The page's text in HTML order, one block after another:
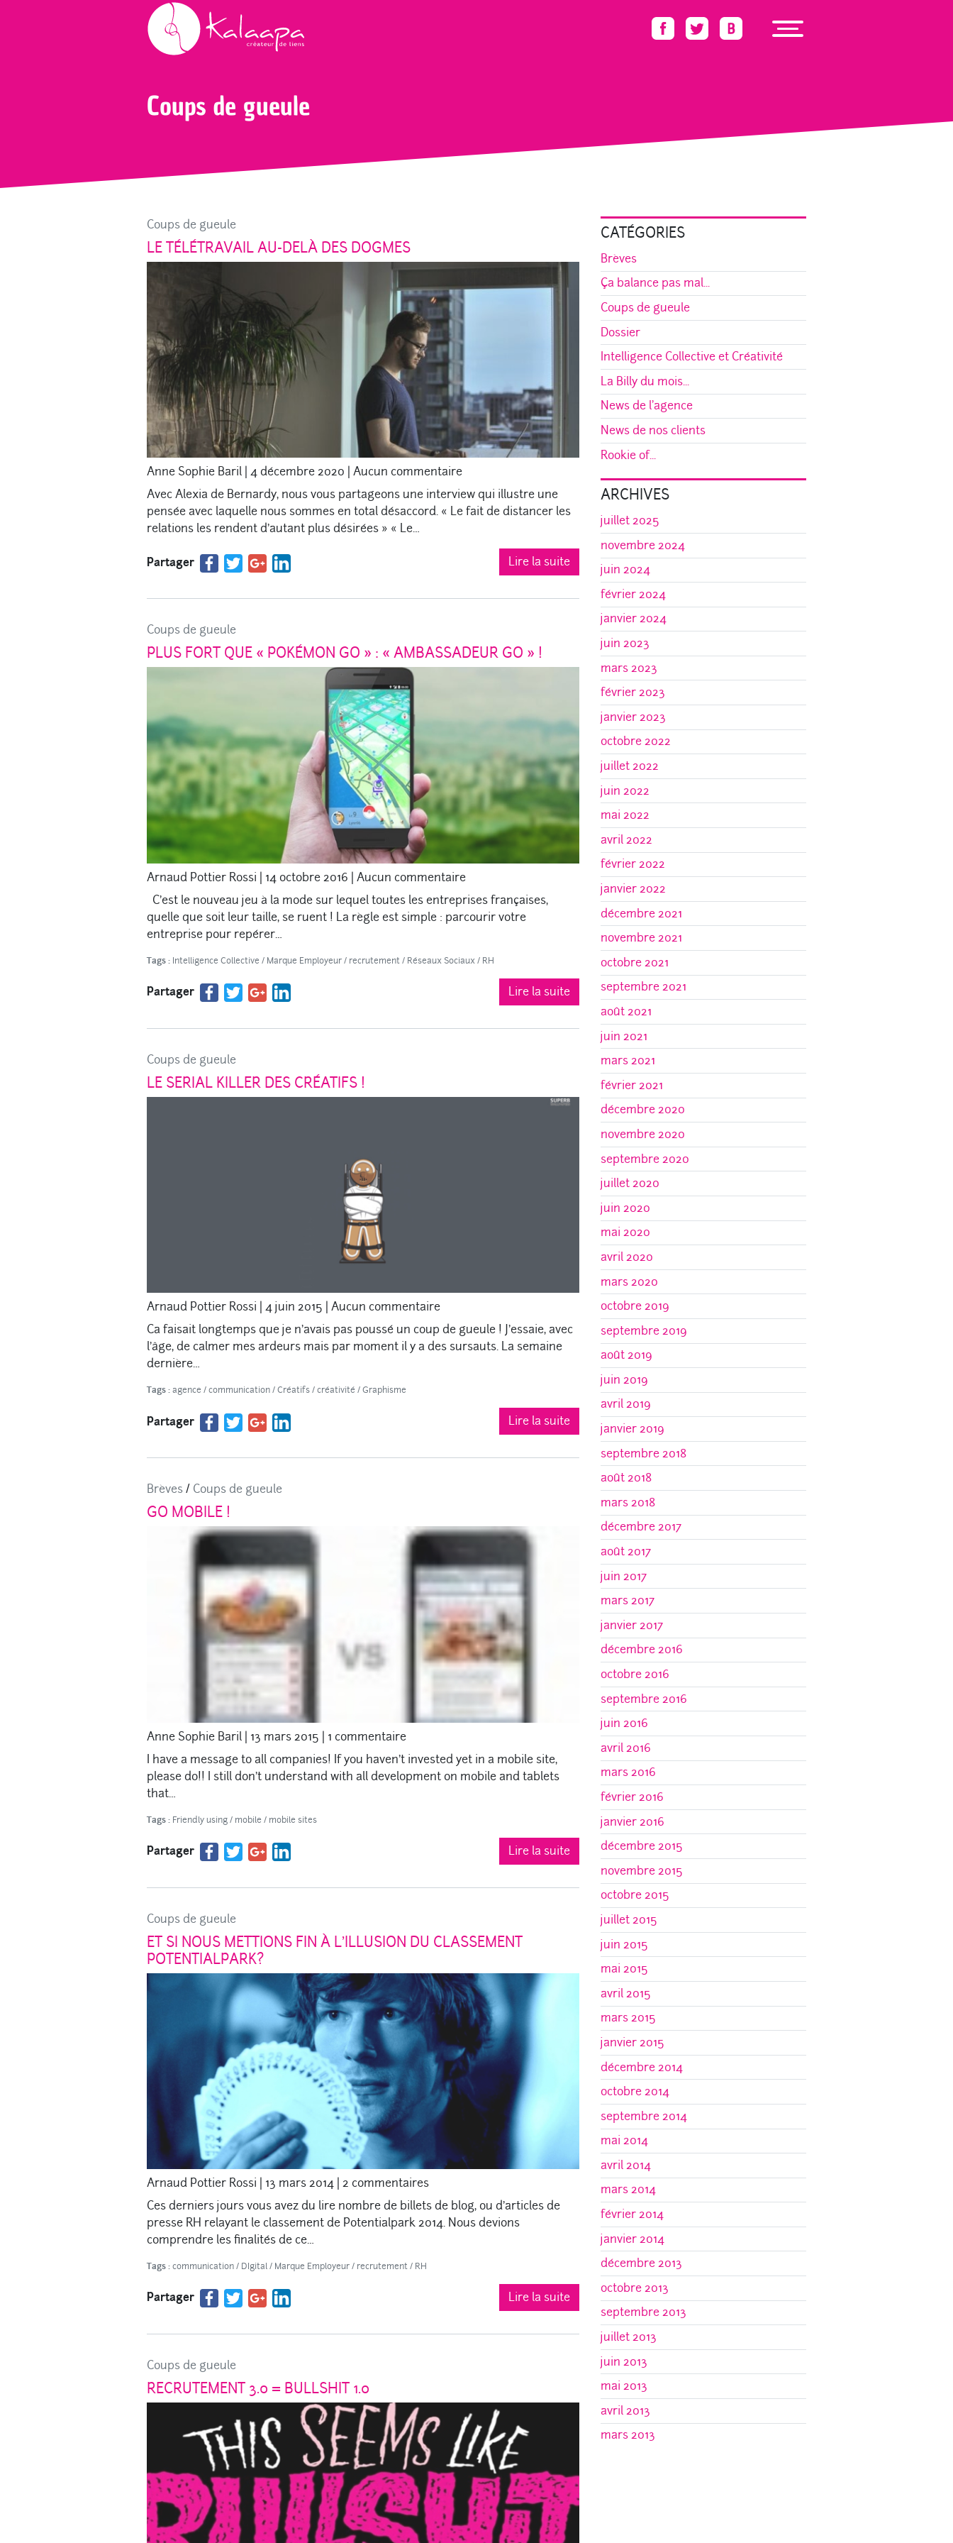
Coups de gueule
Coups de gueule
LE TÉLÉTRAVAIL AU-DELÀ DES DOGMES
Anne Sophie Baril 4 décembre 2020
Aucun commentaire
Avec Alexia de Bernardy, nous vous partageons une interview qui illustre une
pensée avec laquelle nous sommes en total désaccord. « Le fait de distancer les
relations les rendent d’autant plus désirées » « Le…
Partager Lire la suite
Coups de gueule
PLUS FORT QUE « POKÉMON GO » : « AMBASSADEUR GO » !
Arnaud Pottier Rossi | 14 octobre 2016 | Aucun commentaire
C’est le nouveau jeu à la mode sur lequel toutes les entreprises françaises,
quelle que soit leur taille, se ruent ! La règle est simple : parcourir votre
entreprise pour repérer…
Tags : Intelligence Collective / Marque Employeur/ recrutement/ Réseaux Sociaux/ RH
Partager Lire la suite
Coups de gueule
LE SERIAL KILLER DES CRÉATIFS !
Arnaud Pottier Rossi 4 juin 2015
Aucun commentaire
Ca faisait longtemps que je n’avais pas poussé un coup de gueule ! J’essaie, avec
l’âge, de calmer mes ardeurs mais par moment il y a des sursauts. La semaine
dernière…
Tags : agence /communication/Créatifs/créativité /Graphisme
Partager Lire la suite
Brèves/ Coups de gueule
GO MOBILE !
Anne Sophie Baril | 13 mars 2015 | 1 commentaire
I have a message to all companies! If you haven’t invested yet in a mobile site,
please do!! I still don’t understand with all development on mobile and tablets
that…
Tags : Friendly using/ mobile / mobile sites
Partager Lire la suite
Coups de gueule
ET SI NOUS METTIONS FIN À L’ILLUSION DU CLASSEMENT
POTENTIALPARK?
Arnaud Pottier Rossi 13 mars 2014 2 commentaires
Ces derniers jours vous avez du lire nombre de billets de blog, ou d’articles de
presse RH relayant le classement de Potentialpark 2014. Nous devions
comprendre les finalités de ce…
Tags : communication/ DIgital/ Marque Employeur/ recrutement/ RH
Partager Lire la suite
Coups de gueule
RECRUTEMENT 3.0 = BULLSHIT 1.0
CATÉGORIES
Brèves
Ça balance pas mal...
Coups de gueule
Dossier
Intelligence Collective et Créativité
La Billy du mois...
News de l'agence
News de nos clients
Rookie of...
ARCHIVES
juillet 2025
novembre 2024
juin 2024
février 2024
janvier 2024
juin 2023
mars 2023
février 2023
janvier 2023
octobre 2022
juillet 2022
juin 2022
mai 2022
avril 2022
février 2022
janvier 2022
décembre 2021
novembre 2021
octobre 2021
septembre 2021
août 2021
juin 2021
mars 2021
février 2021
décembre 2020
novembre 2020
septembre 2020
juillet 2020
juin 2020
mai 2020
avril 2020
mars 2020
octobre 2019
septembre 2019
août 2019
juin 2019
avril 2019
janvier 2019
septembre 2018
août 2018
mars 2018
décembre 2017
août 2017
juin 2017
mars 2017
janvier 2017
décembre 2016
octobre 2016
septembre 2016
juin 2016
avril 2016
mars 2016
février 2016
janvier 2016
décembre 2015
novembre 2015
octobre 2015
juillet 2015
juin 2015
mai 2015
avril 2015
mars 2015
janvier 2015
décembre 2014
octobre 2014
septembre 2014
mai 2014
avril 2014
mars 2014
février 2014
janvier 2014
décembre 2013
octobre 2013
septembre 2013
juillet 2013
juin 2013
mai 2013
avril 2013
mars 2013